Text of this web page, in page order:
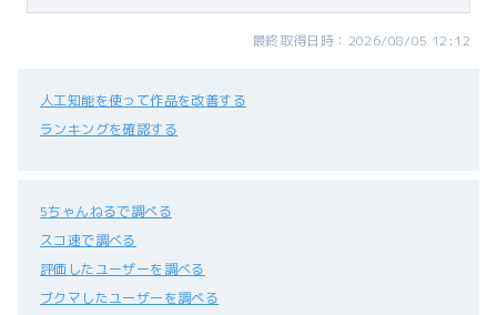
最終取得日時：2026/08/05 12:12
人工知能を使って作品を改善する
ランキングを確認する
5ちゃんねるで調べる
スコ速で調べる
評価したユーザーを調べる
ブクマしたユーザーを調べる